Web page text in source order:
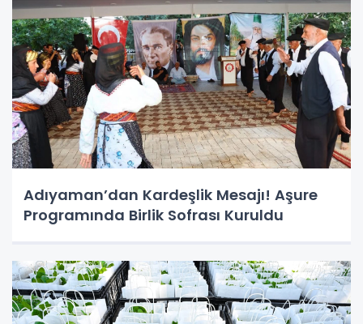
Adıyaman’dan Kardeşlik Mesajı! Aşure
Programında Birlik Sofrası Kuruldu